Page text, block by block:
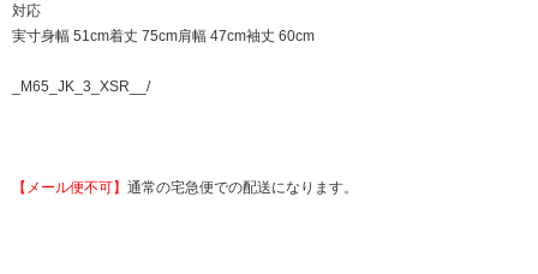
対応
実寸身幅 51cm着丈 75cm肩幅 47cm袖丈 60cm
_M65_JK_3_XSR__/
【メール便不可】 通常の宅急便での配送になります。